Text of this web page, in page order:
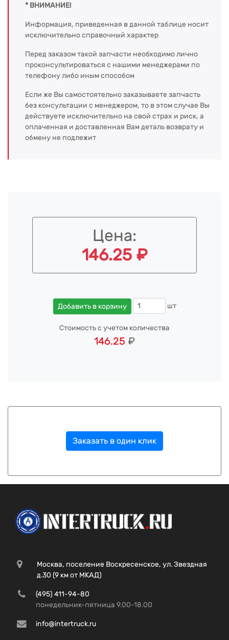
* ВНИМАНИЕ!
Информация, приведенная в данной таблице носит
исключительно справочный характер
Перед заказом такой запчасти необходимо лично
проконсультироваться с нашими менеджерами по
телефону либо иным способом
Если же Вы самостоятельно заказываете запчасть
без консультации с менеджером, то в этом случае Вы
действуете исключительно на свой страх и риск, а
оплаченная и доставленная Вам деталь возврату и
обмену не подлежит
Цена:
146.25 ₽
Добавить в корзину шт
Стоимость с учетом количества
146.25 ₽
Заказать в один клик
Москва, поселение Воскресенское, ул. Звездная
д.30 (9 км от МКАД)
(495) 411-94-80
понедельник-пятница 9.00-18.00
info@intertruck.ru